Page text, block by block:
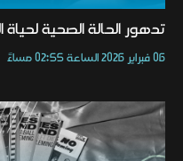
تدهور الحالة الصحية
06 فبراير 2026 الساعة 02:55 مساءً